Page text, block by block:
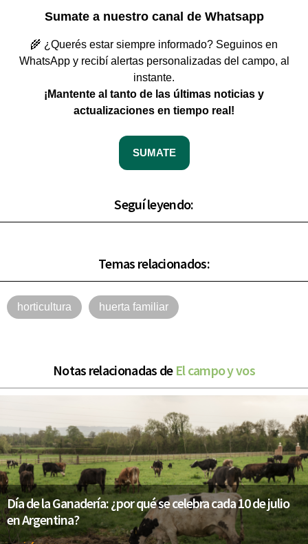
Sumate a nuestro canal de Whatsapp
🌾 ¿Querés estar siempre informado? Seguinos en
WhatsApp y recibí alertas personalizadas del campo, al
instante.
¡Mantente al tanto de las últimas noticias y
actualizaciones en tiempo real!
SUMATE
Seguí leyendo:
Temas relacionados:
horticultura huerta familiar
Notas relacionadas de El campo y vos
Día de la Ganadería: ¿por qué se celebra cada 10 de julio
en Argentina?